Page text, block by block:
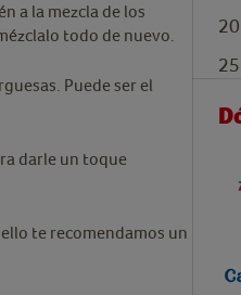
a la mezcla de los
todo de nuevo.
Puede ser el
darle un toque
te recomendamos un
20
25